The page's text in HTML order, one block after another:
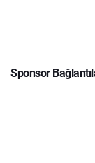
Sponsor